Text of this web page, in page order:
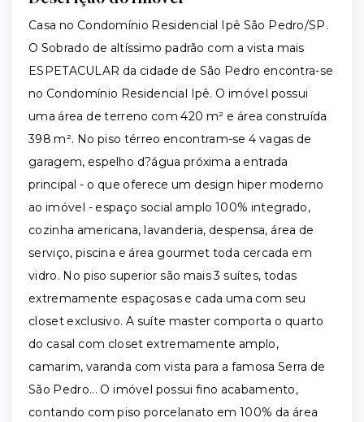
Casa no Condomínio Residencial Ipê São Pedro/SP.
O Sobrado de altíssimo padrão com a vista mais
ESPETACULAR da cidade de São Pedro encontra-se
no Condomínio Residencial Ipê. O imóvel possui
uma área de terreno com 420 m² e área construída
398 m². No piso térreo encontram-se 4 vagas de
garagem, espelho d?água próxima a entrada
principal - o que oferece um design hiper moderno
ao imóvel - espaço social amplo 100% integrado,
cozinha americana, lavanderia, despensa, área de
serviço, piscina e área gourmet toda cercada em
vidro. No piso superior são mais 3 suítes, todas
extremamente espaçosas e cada uma com seu
closet exclusivo. A suíte master comporta o quarto
do casal com closet extremamente amplo,
camarim, varanda com vista para a famosa Serra de
São Pedro... O imóvel possui fino acabamento,
contando com piso porcelanato em 100% da área